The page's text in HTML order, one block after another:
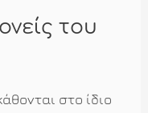
του
στο ίδιο